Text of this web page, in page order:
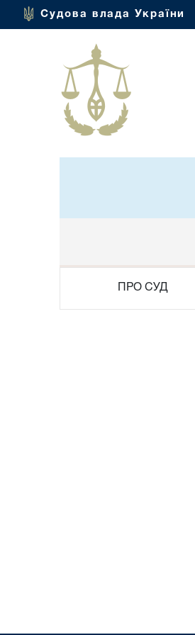
Судова влада України
ПРО СУД